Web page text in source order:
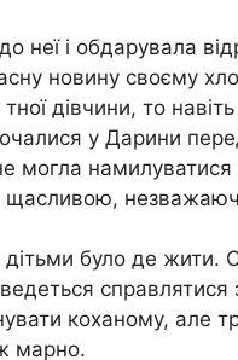
неї і обдарувала
новину своєму
тної дівчини, то
у Дарини
могла
щасливою,
дітьми було де
коханому, але
марно.